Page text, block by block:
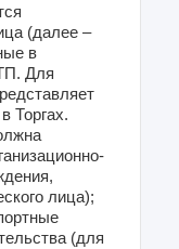
(далее –
в
Для
Торгах.
лица);
(для